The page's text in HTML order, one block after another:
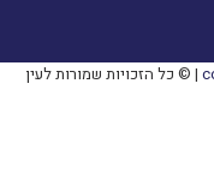
| © כל הזכויות שמורות לעין